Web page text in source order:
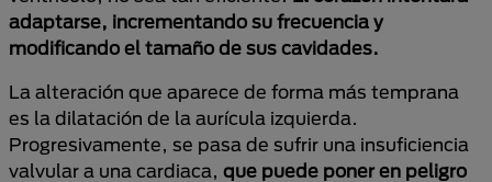
adaptarse, incrementando su frecuencia y
modificando el tamaño de sus cavidades.
La alteración que aparece de forma más temprana
es la dilatación de la aurícula izquierda.
Progresivamente, se pasa de sufrir una insuficiencia
valvular a una cardiaca, que puede poner en peligro